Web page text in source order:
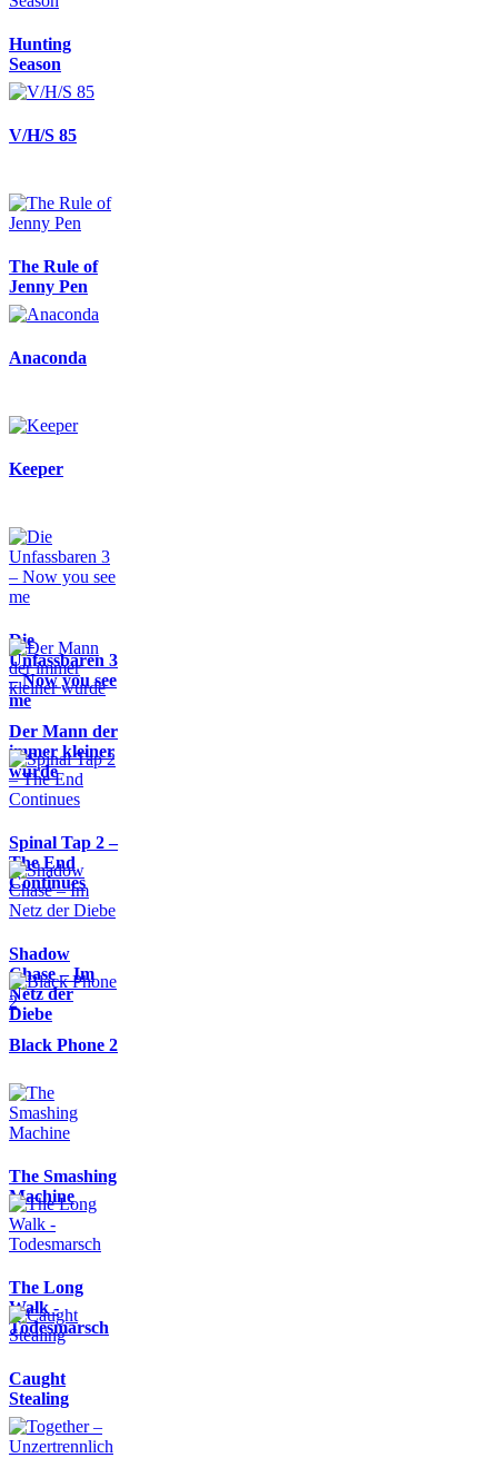
Hunting
Season
V/H/S 85
The Rule of
Jenny Pen
Anaconda
Keeper
Die
Unfassbaren 3
– Now you see
me
Der Mann der
immer kleiner
wurde
Spinal Tap 2 –
The End
Continues
Shadow
Chase – Im
Netz der
Diebe
Black Phone 2
The Smashing
Machine
The Long
Walk -
Todesmarsch
Caught
Stealing